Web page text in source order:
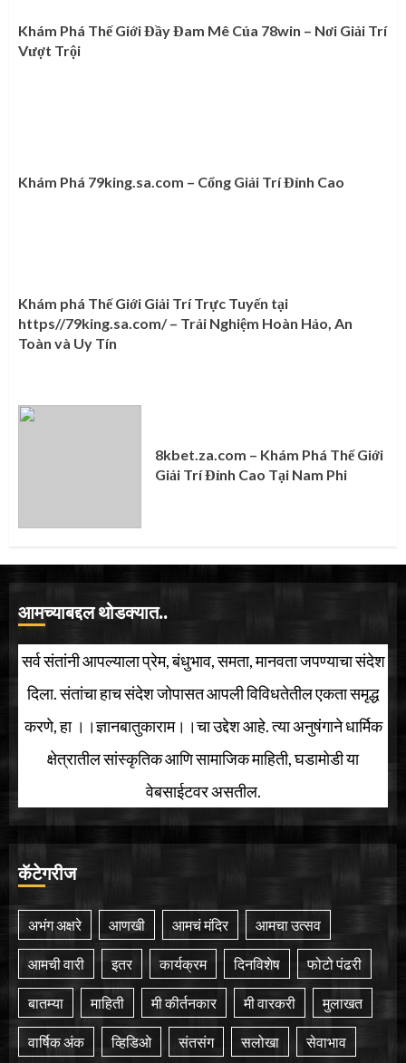
Khám Phá Thế Giới Đầy Đam Mê Của 78win – Nơi Giải Trí
Vượt Trội
Khám Phá 79king.sa.com – Cổng Giải Trí Đỉnh Cao
Khám phá Thế Giới Giải Trí Trực Tuyến tại
https//79king.sa.com/ – Trải Nghiệm Hoàn Hảo, An
Toàn và Uy Tín
8kbet.za.com – Khám Phá Thế Giới
Giải Trí Đỉnh Cao Tại Nam Phi
आमच्याबद्दल थोडक्यात..
सर्व संतांनी आपल्याला प्रेम, बंधुभाव, समता, मानवता जपण्याचा संदेश
दिला. संतांचा हाच संदेश जोपासत आपली विविधतेतील एकता समृद्ध
करणे, हा ।।ज्ञानबातुकाराम।।चा उद्देश आहे. त्या अनुषंगाने धार्मिक
क्षेत्रातील सांस्कृतिक आणि सामाजिक माहिती, घडामोडी या
वेबसाईटवर असतील.
कॅटेगरीज
अभंग अक्षरे आणखी आमचं मंदिर आमचा उत्सव
आमची वारी इतर कार्यक्रम दिनविशेष फोटो पंढरी
बातम्या माहिती मी कीर्तनकार मी वारकरी मुलाखत
वार्षिक अंक व्हिडिओ संतसंग सलोखा सेवाभाव